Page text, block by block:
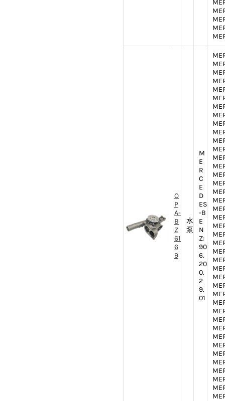
O
P
A-
B
Z
61
6
9
水
泵
M
E
R
C
E
D
ES
-B
E
N
Z:
90
6.
20
0.
2
9.
01